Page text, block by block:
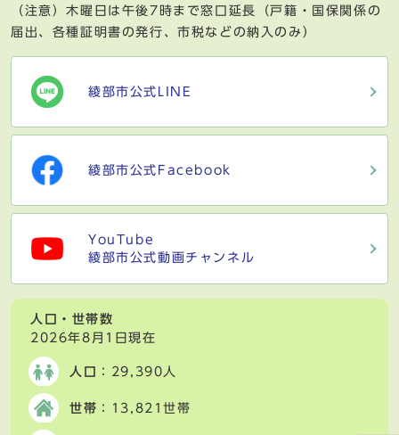
（注意）木曜日は午後7時まで窓口延長（戸籍・国保関係の
届出、各種証明書の発行、市税などの納入のみ）
綾部市公式LINE
綾部市公式Facebook
YouTube
綾部市公式動画チャンネル
人口・世帯数
2026年8月1日現在
人口 ：29,390人
世帯 ：13,821世帯